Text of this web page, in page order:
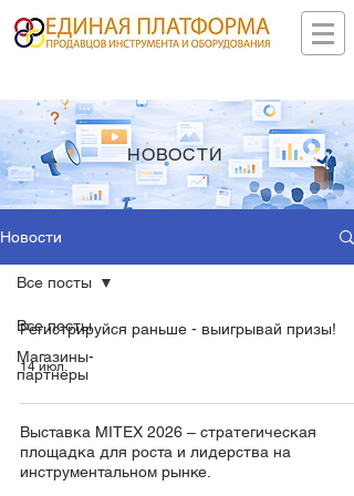
НОВОСТИ
Новости
Все посты
Магазины-
партнеры
Все посты
Регистрируйся раньше - выигрывай призы!
14 июл.
Выставка MITEX 2026 – стратегическая
площадка для роста и лидерства на
инструментальном рынке.